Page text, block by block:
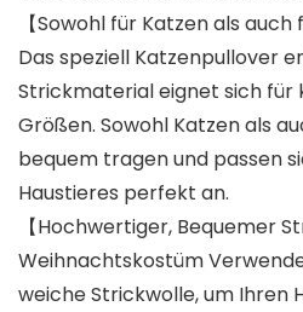
【Sowohl für Katzen als auch
Das speziell Katzenpullover
Strickmaterial eignet sich für
Größen. Sowohl Katzen als
bequem tragen und passen
Haustieres perfekt an.
【Hochwertiger, Bequemer
Weihnachtskostüm
weiche Strickwolle, um Ihren